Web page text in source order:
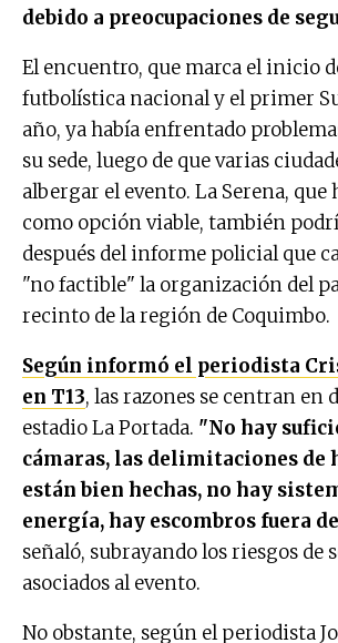
debido a preocupaciones de
El encuentro, que marca el inicio
futbolística nacional y el primer
año, ya había enfrentado
su sede, luego de que varias
albergar el evento. La Serena, que
como opción viable, también
después del informe policial que
"no factible" la organización del
recinto de la región de Coquimbo.
Según informó el periodista
en T13, las razones se centran en
estadio La Portada. "No hay
cámaras, las delimitaciones de
están bien hechas, no hay
energía, hay escombros fuera
señaló, subrayando los riesgos de
asociados al evento.
No obstante, según el periodista